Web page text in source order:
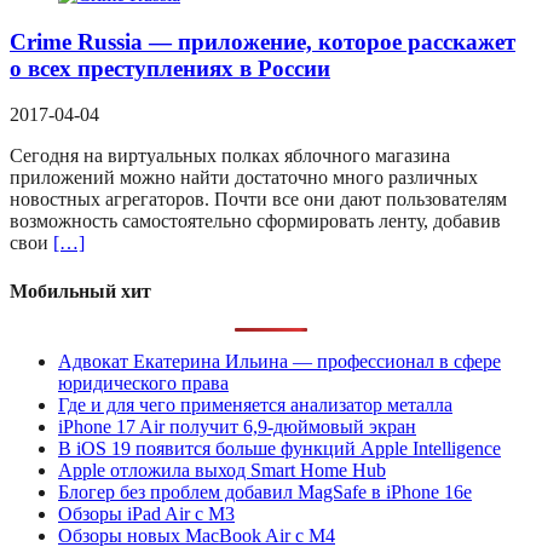
Crime Russia — приложение, которое расскажет
о всех преступлениях в России
2017-04-04
Сегодня на виртуальных полках яблочного магазина
приложений можно найти достаточно много различных
новостных агрегаторов. Почти все они дают пользователям
возможность самостоятельно сформировать ленту, добавив
свои […]
Мобильный хит
Адвокат Екатерина Ильина — профессионал в сфере
юридического права
Где и для чего применяется анализатор металла
iPhone 17 Air получит 6,9-дюймовый экран
В iOS 19 появится больше функций Apple Intelligence
Apple отложила выход Smart Home Hub
Блогер без проблем добавил MagSafe в iPhone 16e
Обзоры iPad Air с M3
Обзоры новых MacBook Air с M4